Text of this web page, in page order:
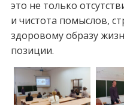
это не только
и чистота помыслов,
здоровому образу
позиции.